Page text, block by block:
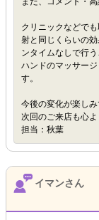
クリニックなどで
射と同じくらいの
ンタイムなしで行う
ハンドのマッサー
す。
今後の変化が楽しみ
次回のご来店も心
担当：秋葉
イマンさん